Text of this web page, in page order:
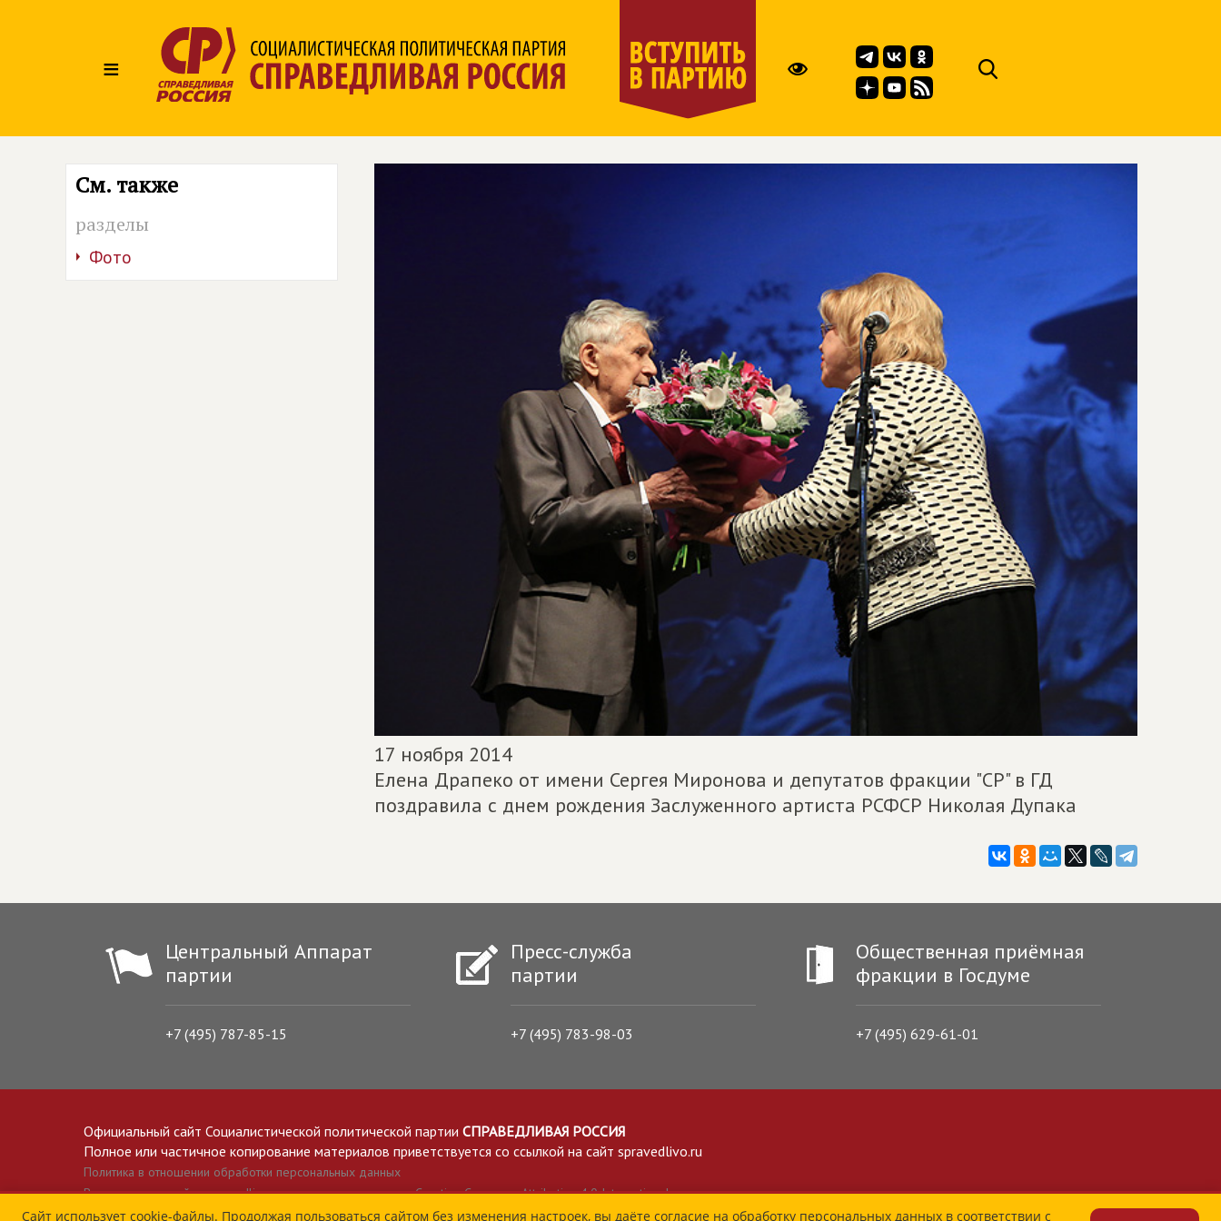
≡
См. также
разделы
Фото
17 ноября 2014
Елена Драпеко от имени Сергея Миронова и депутатов фракции "СР" в ГД
поздравила с днем рождения Заслуженного артиста РСФСР Николая Дупака
Центральный Аппарат
партии
+7 (495) 787-85-15
Пресс-служба
партии
+7 (495) 783-98-03
Общественная приёмная
фракции в Госдуме
+7 (495) 629-61-01
Официальный сайт Социалистической политической партии СПРАВЕДЛИВАЯ РОССИЯ
Полное или частичное копирование материалов приветствуется со ссылкой на сайт spravedlivo.ru
Политика в отношении обработки персональных данных
Все материалы сайта spravedlivo.ru доступны по лицензии Creative Commons Attribution 4.0 International
Сайт использует cookie-файлы. Продолжая пользоваться сайтом без изменения настроек, вы даёте согласие на обработку персональных данных в соответствии с